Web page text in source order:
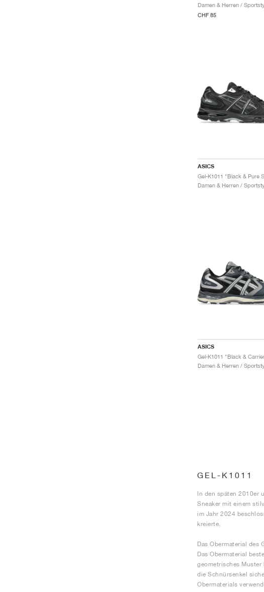
CHF 85
ASICS
Gel-K1011 "Black & Pure
ASICS
Gel-K1011 "Black &
GEL-K1011
In den späten 2010er
Sneaker mit einem
im Jahr 2024
kreierte.
Das Obermaterial des
Das Obermaterial
geometrisches
die Schnürsenkel
Obermaterials